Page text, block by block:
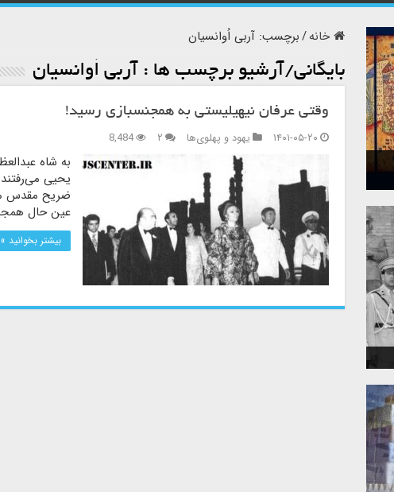
خانه/برچسب:آربی اُوانسیان
بایگانی/آرشیو برچسب ها : آربی اُوانسیان
وقتی عرفان نیهیلیستی به همجنسبازی رسید!
۱۴۰۱-۰۵-۲۰
یهود و پهلوی‌ها ۲ 8,484
به شاه
یحیی می‌رفتند
ضریح مقدس
عین حال
بیشتر بخوانید »